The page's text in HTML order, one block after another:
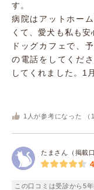
す。
病院はアットホー
くて、愛犬も私も安
ドッグカフェで、
の電話をしてくだ
してくれました。1
1 人が参考になった （ 1
たまさん（掲載
この口コミは受診から5